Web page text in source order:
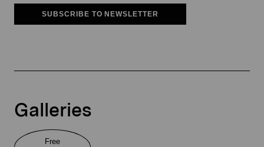
SUBSCRIBE TO NEWSLETTER
Galleries
Free